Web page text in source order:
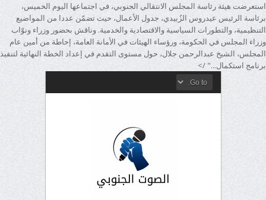
استعرضت هيئة رئاسة المجلس الانتقالي الجنوبي، في اجتماعها اليوم الخميس،
برئاسة الرئيس عيدروس الزُبيدي، جدول الأعمال، حيث تضمّن عددا من المواضيع
التنظيمية، والتطورات السياسية والاقتصادية والخدمية. وناقش بحضور وزراء ونوّاب
وزراء المجلس في الحكومة، ورؤساء الهيئات في الأمانة العامة، إحاطة من أمين عام
المجلس، الشيخ عبدالرحمن جلال، حول مستوى التقدم في إعداد الخطة النهائية لتنفيذ
برنامج استكمال..." />